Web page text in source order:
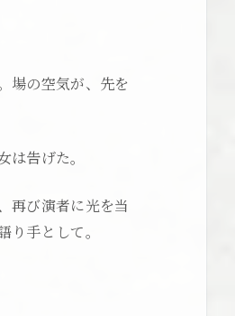
場の空気が、先を
告げた。
再び演者に光を当
り手として。